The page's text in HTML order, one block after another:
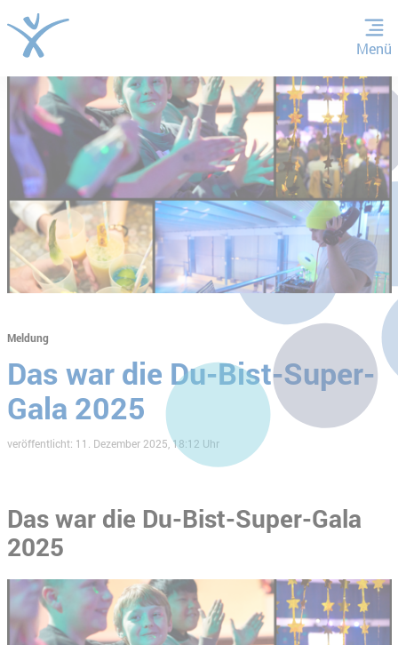
ZUM HAUPTINHALT SPRINGEN
ZUR SUCHE SPRINGEN
Menü
Meldung
Das war die Du-Bist-Super-
Gala 2025
veröffentlicht: 11. Dezember 2025, 18:12 Uhr
Das war die Du-Bist-Super-Gala
2025